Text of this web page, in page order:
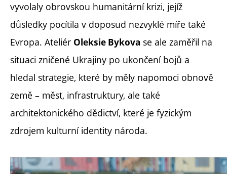
vyvolaly obrovskou humanitární krizi, jejíž
důsledky pocítila v doposud nezvyklé míře také
Evropa. Ateliér Oleksie Bykova se ale zaměřil na
situaci zničené Ukrajiny po ukončení bojů a
hledal strategie, které by měly napomoci obnově
země – měst, infrastruktury, ale také
architektonického dědictví, které je fyzickým
zdrojem kulturní identity národa.